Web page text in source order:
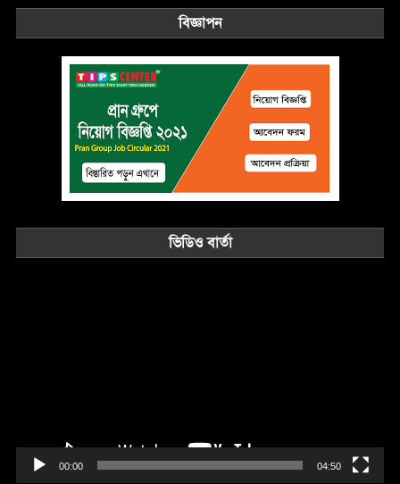
বিজ্ঞাপন
ভিডিও বার্তা
00:00 04:50